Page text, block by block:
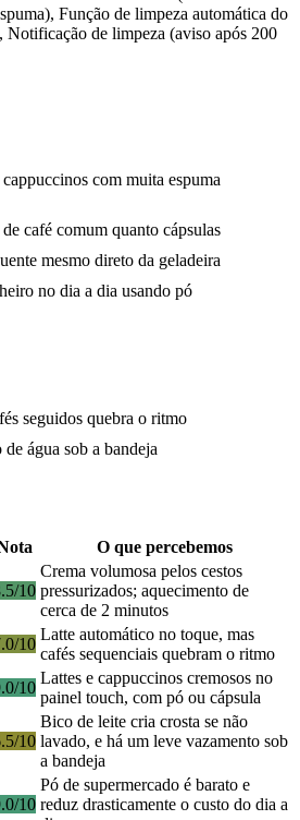
Função de limpeza automática do
Notificação de limpeza (aviso após 200
cappuccinos com muita espuma
café comum quanto cápsulas
mesmo direto da geladeira
no dia a dia usando pó
seguidos quebra o ritmo
água sob a bandeja
O que percebemos
10
Crema volumosa pelos cestos
pressurizados; aquecimento de
cerca de 2 minutos
10
Latte automático no toque, mas
cafés sequenciais quebram o ritmo
10
Lattes e cappuccinos cremosos no
painel touch, com pó ou cápsula
10
Bico de leite cria crosta se não
lavado, e há um leve vazamento sob
a bandeja
10
Pó de supermercado é barato e
reduz drasticamente o custo do dia a